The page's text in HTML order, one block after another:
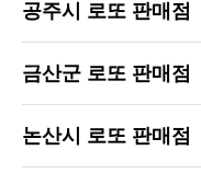
공주시 로또 판매점
금산군 로또 판매점
논산시 로또 판매점